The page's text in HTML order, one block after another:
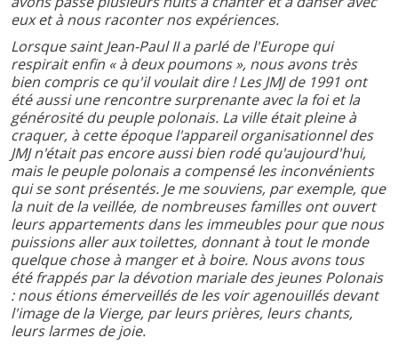
eux et à nous raconter nos expériences.
Lorsque saint Jean-Paul II a parlé de l'Europe qui
respirait enfin « à deux poumons », nous avons très
bien compris ce qu'il voulait dire ! Les JMJ de 1991 ont
été aussi une rencontre surprenante avec la foi et la
générosité du peuple polonais. La ville était pleine à
craquer, à cette époque l'appareil organisationnel des
JMJ n'était pas encore aussi bien rodé qu'aujourd'hui,
mais le peuple polonais a compensé les inconvénients
qui se sont présentés. Je me souviens, par exemple, que
la nuit de la veillée, de nombreuses familles ont ouvert
leurs appartements dans les immeubles pour que nous
puissions aller aux toilettes, donnant à tout le monde
quelque chose à manger et à boire. Nous avons tous
été frappés par la dévotion mariale des jeunes Polonais
: nous étions émerveillés de les voir agenouillés devant
l'image de la Vierge, par leurs prières, leurs chants,
leurs larmes de joie.